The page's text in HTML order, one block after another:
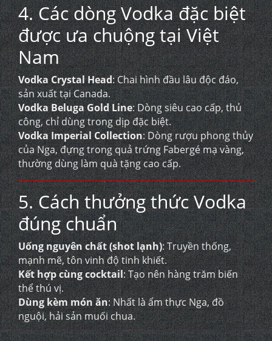
4. Các dòng Vodka đặc biệt
được ưa chuộng tại Việt
Nam
Vodka Crystal Head: Chai hình đầu lâu độc đáo,
sản xuất tại Canada.
Vodka Beluga Gold Line: Dòng siêu cao cấp, thủ
công, chỉ dùng trong dịp đặc biệt.
Vodka Imperial Collection: Dòng rượu phong thủy
của Nga, đựng trong quả trứng Fabergé mạ vàng,
thường dùng làm quà tặng cao cấp.
5. Cách thưởng thức Vodka
đúng chuẩn
Uống nguyên chất (shot lạnh): Truyền thống,
mạnh mẽ, tôn vinh độ tinh khiết.
Kết hợp cùng cocktail: Tạo nên hàng trăm biến
thể thú vị.
Dùng kèm món ăn: Nhất là ẩm thực Nga, đồ
nguội, hải sản muối chua.